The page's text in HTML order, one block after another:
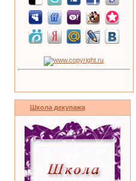
Школа декупажа